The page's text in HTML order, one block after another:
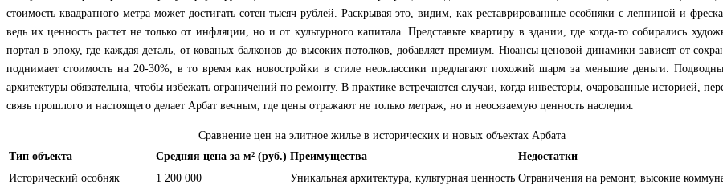
стоимость квадратного метра может достигать сотен тысяч рублей. Раскрывая это, видим, как реставрированные особняки с лепниной и
ведь их ценность растет не только от инфляции, но и от культурного капитала. Представьте квартиру в здании, где когда-то собирались
портал в эпоху, где каждая деталь, от кованых балконов до высоких потолков, добавляет премиум. Нюансы ценовой динамики зависят от
поднимает стоимость на 20-30%, в то время как новостройки в стиле неоклассики предлагают похожий шарм за меньшие деньги.
архитектуры обязательна, чтобы избежать ограничений по ремонту. В практике встречаются случаи, когда инвесторы, очарованные историей,
связь прошлого и настоящего делает Арбат вечным, где цены отражают не только метраж, но и неосязаемую ценность наследия.
Сравнение цен на элитное жилье в исторических и новых объектах Арбата
Тип объекта
Средняя цена за м² (руб.) Преимущества
Недостатки
Исторический особняк
1 200 000 Уникальная архитектура, культурная ценность Ограничения на ремонт, высокие